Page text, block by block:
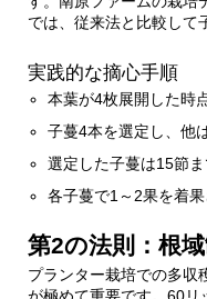
3.1.春季（3
3.1.1.土壌
播
3.2.夏季（6
では、従来法と比較して
実践的な摘心手順
本葉が4枚展開した時
子蔓4本を選定し、他
選定した子蔓は15節
各子蔓で1～2果を着
第2の法則：根
プランター栽培での多収
が極めて重要です。60リ